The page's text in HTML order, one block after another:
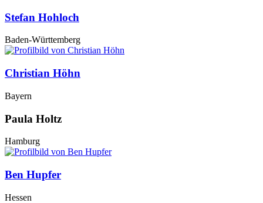
Stefan Hohloch
Baden-Württemberg
Christian Höhn
Bayern
Paula Holtz
Hamburg
Ben Hupfer
Hessen